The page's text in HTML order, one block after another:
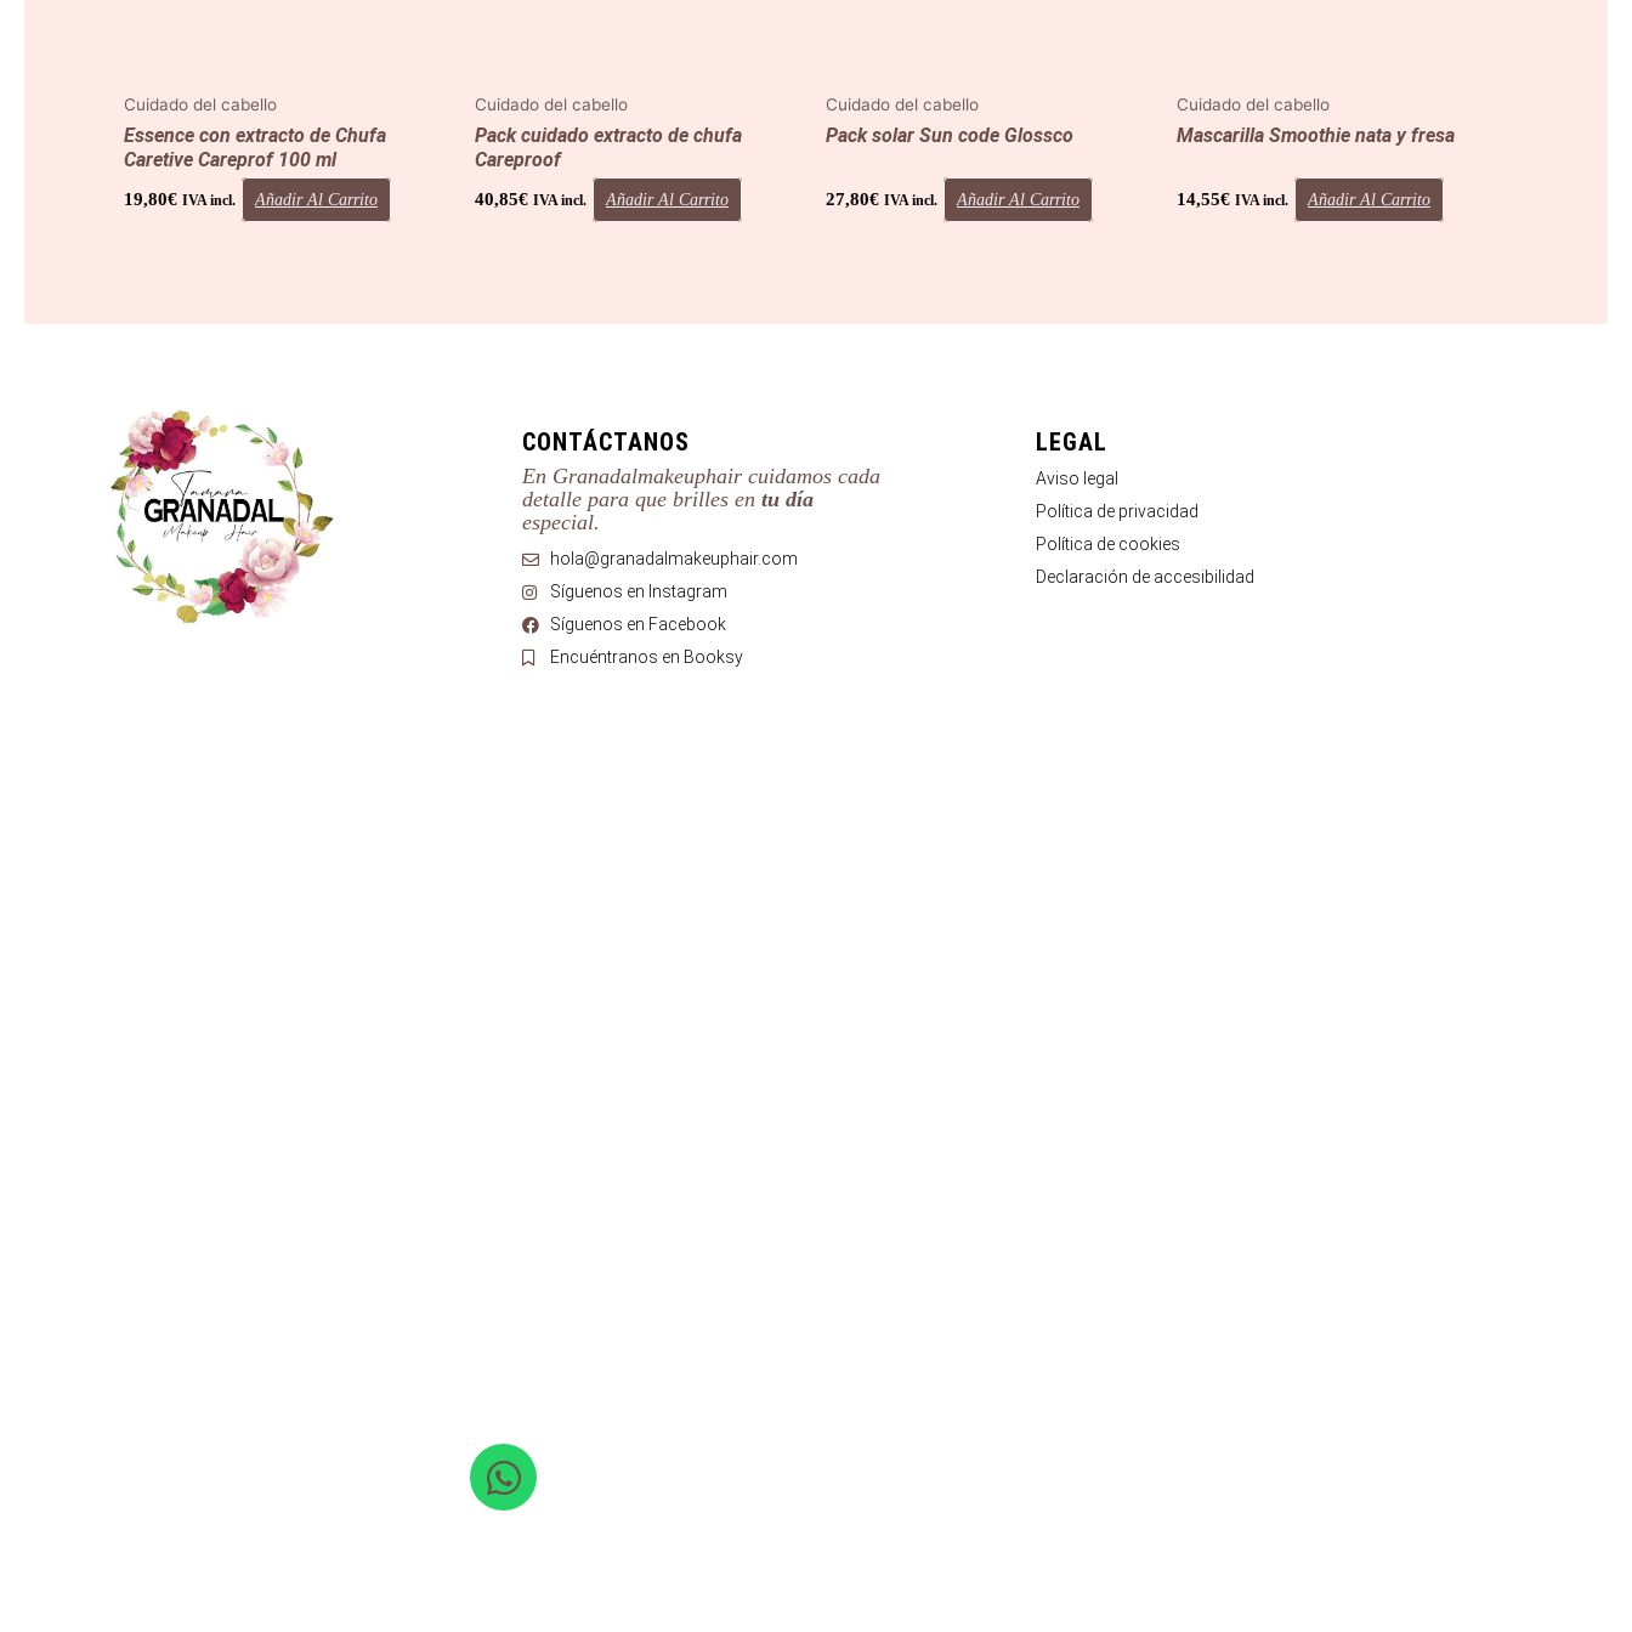
Cuidado del cabello
Essence con extracto de Chufa
Caretive Careprof 100 ml
19,80€ IVA incl. Añadir Al Carrito
Cuidado del cabello
Pack cuidado extracto de chufa
Careproof
40,85€ IVA incl. Añadir Al Carrito
Cuidado del cabello
Pack solar Sun code Glossco
27,80€ IVA incl. Añadir Al Carrito
Cuidado del cabello
Mascarilla Smoothie nata y fresa
14,55€ IVA incl. Añadir Al Carrito
CONTÁCTANOS
En Granadalmakeuphair cuidamos cada
detalle para que brilles entu día
especial.
hola@granadalmakeuphair.com
Síguenos en Instagram
Síguenos en Facebook
Encuéntranos en Booksy
LEGAL
Aviso legal
Política de privacidad
Política de cookies
Declaración de accesibilidad